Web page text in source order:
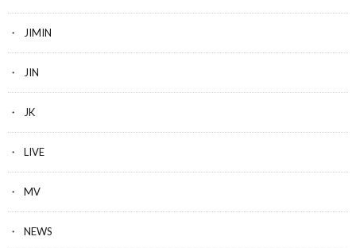
JIMIN
JIN
JK
LIVE
MV
NEWS